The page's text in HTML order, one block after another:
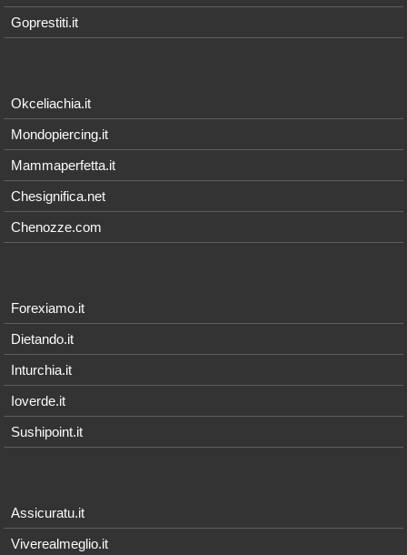
Goprestiti.it
Okceliachia.it
Mondopiercing.it
Mammaperfetta.it
Chesignifica.net
Chenozze.com
Forexiamo.it
Dietando.it
Inturchia.it
Ioverde.it
Sushipoint.it
Assicuratu.it
Viverealmeglio.it